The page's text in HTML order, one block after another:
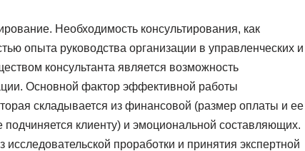
Необходимость консультирования, как
опыта руководства организации в управленческих и
консультанта является возможность
Основной фактор эффективной работы
складывается из финансовой (размер оплаты и ее
подчиняется клиенту) и эмоциональной составляющих.
проработки и принятия экспертной